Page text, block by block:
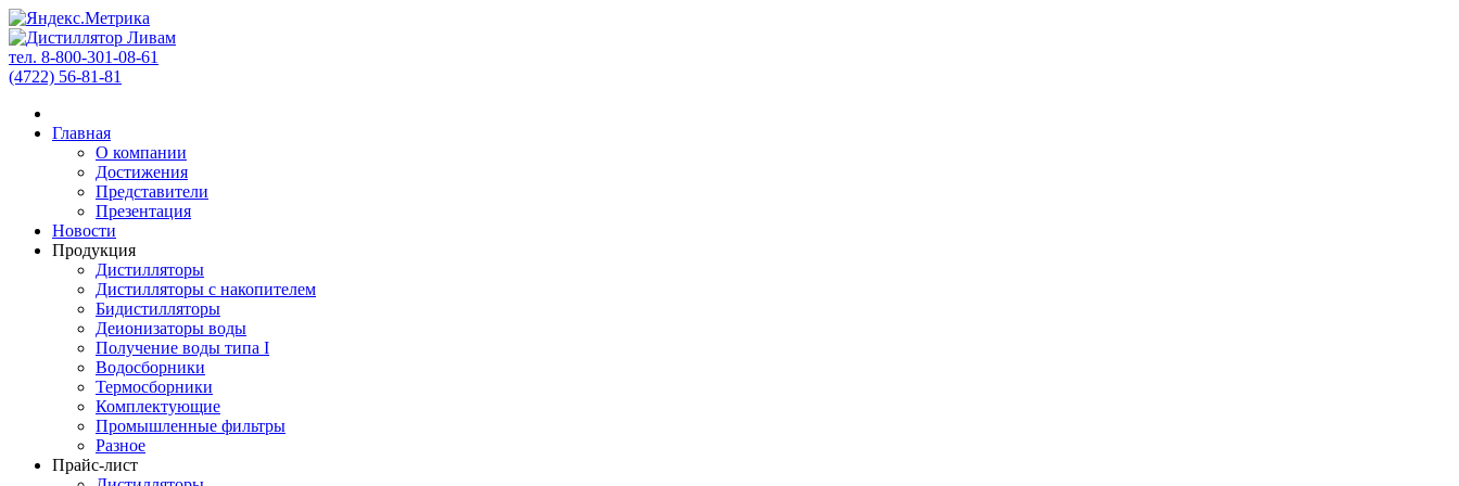
тел. 8-800-301-08-61
(4722) 56-81-81
Главная
О компании
Достижения
Представители
Презентация
Новости
Продукция
Дистилляторы
Дистилляторы с накопителем
Бидистилляторы
Деионизаторы воды
Получение воды типа I
Водосборники
Термосборники
Комплектующие
Промышленные фильтры
Разное
Прайс-лист